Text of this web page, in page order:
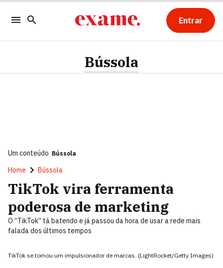
Entrar
Bússola
Um conteúdo Bússola
Home Bússola
TikTok vira ferramenta
poderosa de marketing
O “TikTok” tá batendo e já passou da hora de usar a rede mais
falada dos últimos tempos
TikTok se tornou um impulsionador de marcas. (LightRocket/Getty Images)